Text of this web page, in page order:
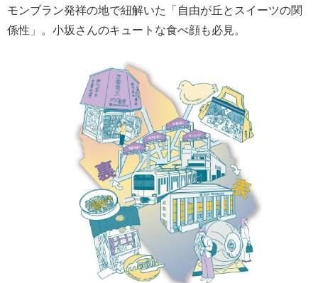
モンブラン発祥の地で紐解いた「自由が丘とスイーツの関
係性」。小坂さんのキュートな食べ顔も必見。